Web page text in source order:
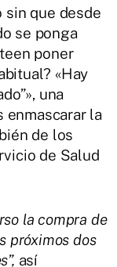
sin que desde
se ponga
poner
«Hay
una
enmascarar la
de los
de Salud
la compra de
próximos dos
así